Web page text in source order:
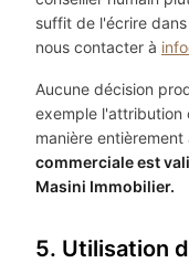
suffit de l'écrire
nous contacter à
Aucune décision
exemple l'attribution
manière entièrement
commerciale est
Masini Immobilier.
5. Utilisation